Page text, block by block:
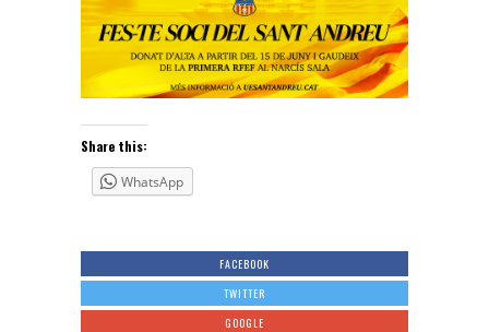
Share this:
WhatsApp
FACEBOOK
TWITTER
GOOGLE